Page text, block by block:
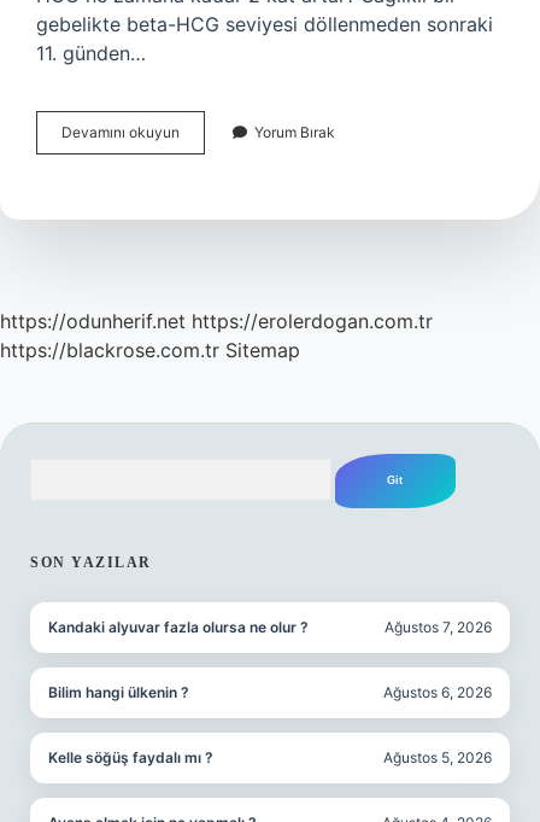
gebelikte beta-HCG seviyesi döllenmeden sonraki
11. günden…
Devamını okuyun
2
Kadar
Yorum Bırak
https://odunherif.net https://erolerdogan.com.tr
https://blackrose.com.tr Sitemap
SON YAZILAR
Kandaki alyuvar fazla olursa ne olur ? Ağustos 7, 2026
Bilim hangi ülkenin ? Ağustos 6, 2026
Kelle söğüş faydalı mı ? Ağustos 5, 2026